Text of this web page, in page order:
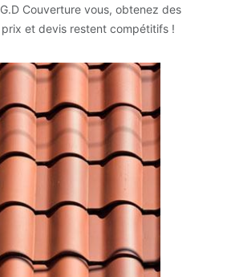
Couverture vous, obtenez des
et devis restent compétitifs !